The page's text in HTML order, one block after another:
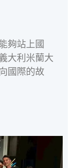
夠站上國
大利米蘭大
國際的故